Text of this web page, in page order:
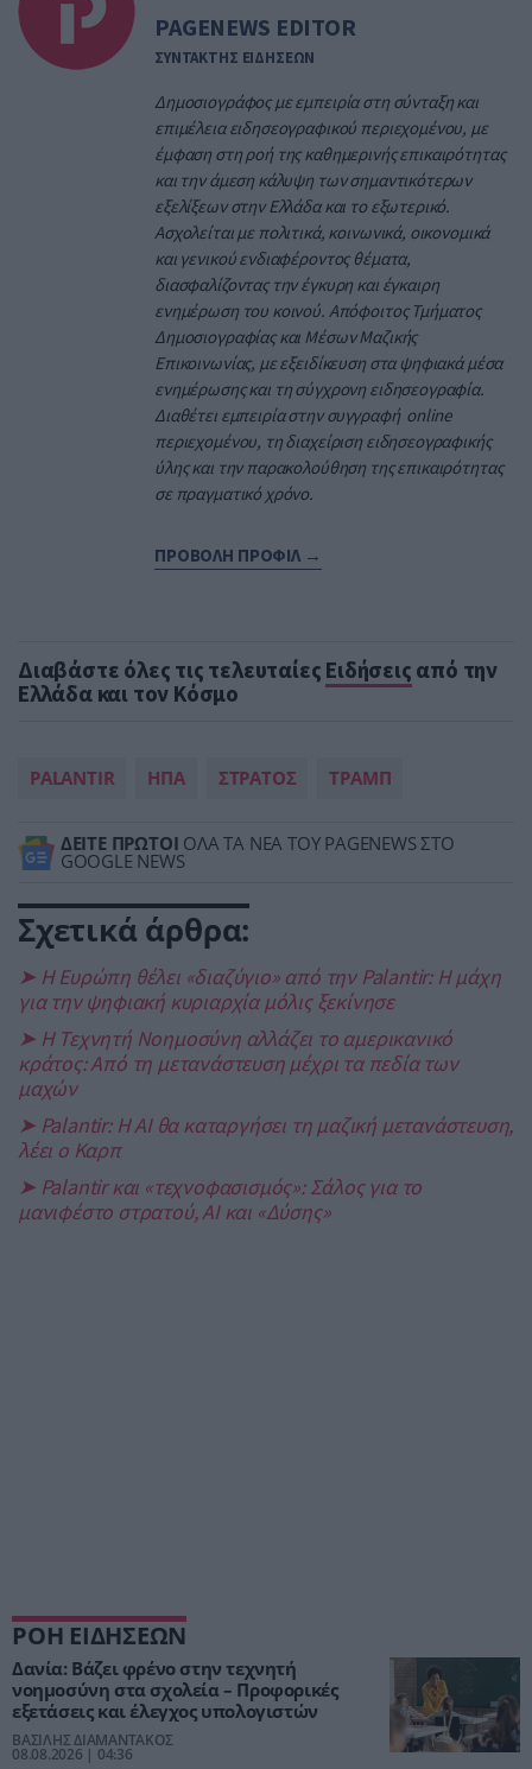
PAGENEWS EDITOR
ΣΥΝΤΑΚΤΗΣ ΕΙΔΗΣΕΩΝ
Δημοσιογράφος με εμπειρία στη σύνταξη και
επιμέλεια ειδησεογραφικού περιεχομένου, με
έμφαση στη ροή της καθημερινής επικαιρότητας
και την άμεση κάλυψη των σημαντικότερων
εξελίξεων στην Ελλάδα και το εξωτερικό.
Ασχολείται με πολιτικά, κοινωνικά, οικονομικά
και γενικού ενδιαφέροντος θέματα,
διασφαλίζοντας την έγκυρη και έγκαιρη
ενημέρωση του κοινού. Απόφοιτος Τμήματος
Δημοσιογραφίας και Μέσων Μαζικής
Επικοινωνίας, με εξειδίκευση στα ψηφιακά μέσα
ενημέρωσης και τη σύγχρονη ειδησεογραφία.
Διαθέτει εμπειρία στην συγγραφή online
περιεχομένου, τη διαχείριση ειδησεογραφικής
ύλης και την παρακολούθηση της επικαιρότητας
σε πραγματικό χρόνο.
ΠΡΟΒΟΛΗ ΠΡΟΦΙΛ →
Διαβάστε όλες τις τελευταίες Ειδήσεις από την
Ελλάδα και τον Κόσμο
PALANTIR ΗΠΑ ΣΤΡΑΤΟΣ ΤΡΑΜΠ
ΔΕΙΤΕ ΠΡΩΤΟΙ ΟΛΑ ΤΑ ΝΕΑ ΤΟΥ PAGENEWS ΣΤΟ
GOOGLE NEWS
Σχετικά άρθρα:
➤ Η Ευρώπη θέλει «διαζύγιο» από την Palantir: Η μάχη
για την ψηφιακή κυριαρχία μόλις ξεκίνησε
➤ Η Τεχνητή Νοημοσύνη αλλάζει το αμερικανικό
κράτος: Από τη μετανάστευση μέχρι τα πεδία των
μαχών
➤ Palantir: Η AI θα καταργήσει τη μαζική μετανάστευση,
λέει ο Καρπ
➤ Palantir και «τεχνοφασισμός»: Σάλος για το
μανιφέστο στρατού, AI και «Δύσης»
ΡΟΗ ΕΙΔΗΣΕΩΝ
Δανία: Βάζει φρένο στην τεχνητή
νοημοσύνη στα σχολεία – Προφορικές
εξετάσεις και έλεγχος υπολογιστών
ΒΑΣΙΛΗΣ ΔΙΑΜΑΝΤΑΚΟΣ
08.08.2026 | 04:36